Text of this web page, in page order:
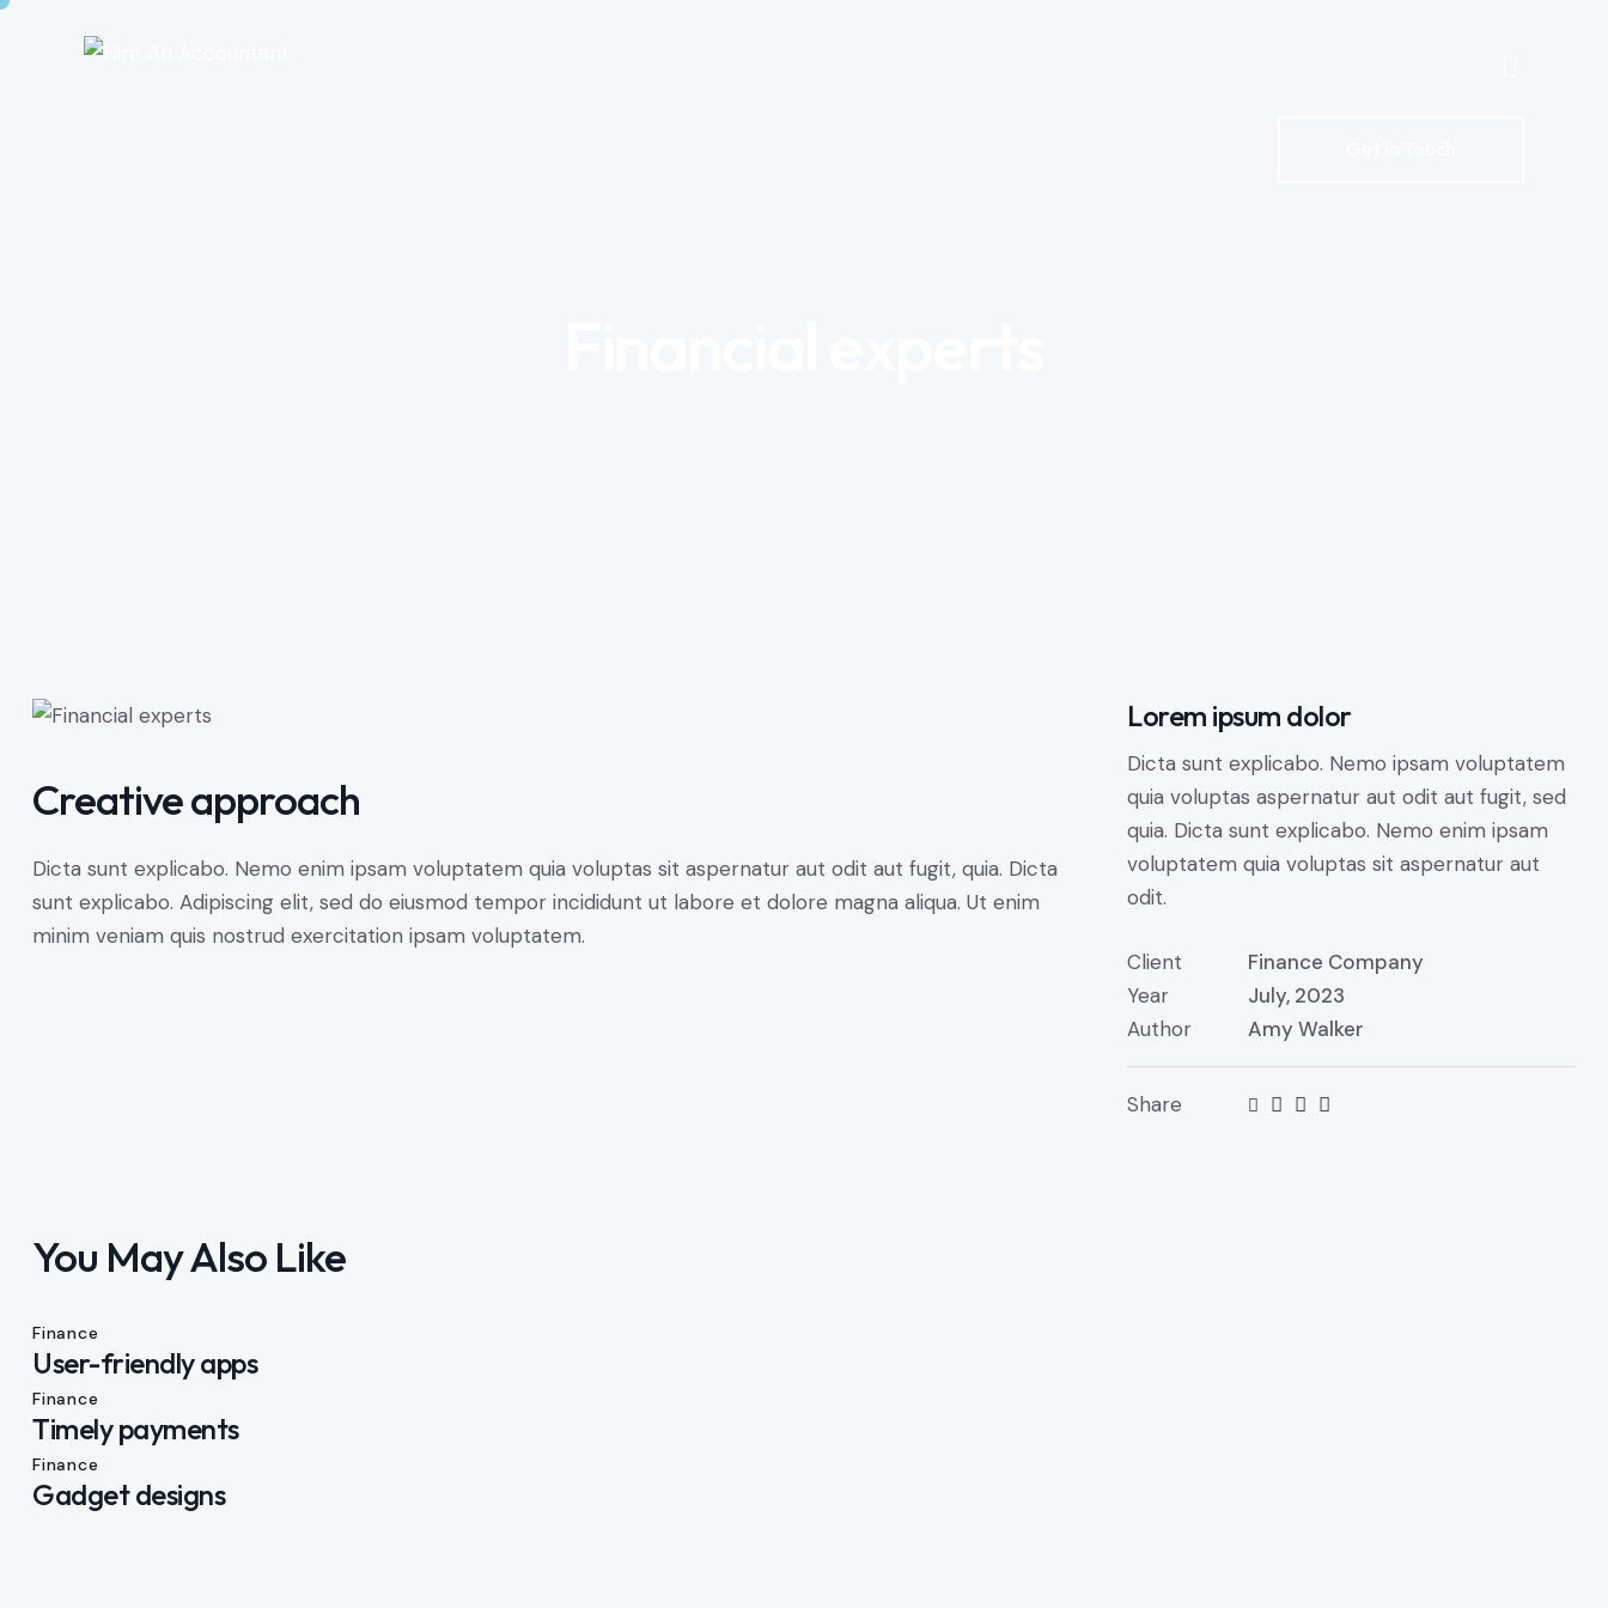
Creative approach
Dicta sunt explicabo. Nemo enim ipsam voluptatem quia voluptas sit aspernatur aut odit aut fugit, quia. Dicta
sunt explicabo. Adipiscing elit, sed do eiusmod tempor incididunt ut labore et dolore magna aliqua. Ut enim
minim veniam quis nostrud exercitation ipsam voluptatem.
Lorem ipsum dolor
Dicta sunt explicabo. Nemo ipsam voluptatem
quia voluptas aspernatur aut odit aut fugit, sed
quia. Dicta sunt explicabo. Nemo enim ipsam
voluptatem quia voluptas sit aspernatur aut
odit.
Client
Finance Company
Year
July, 2023
Author
Amy Walker
Share
You May Also Like
Finance
User-friendly apps
Finance
Timely payments
Finance
Gadget designs